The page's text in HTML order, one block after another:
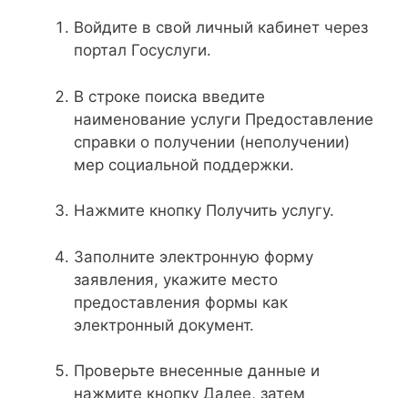
Войдите в свой личный кабинет через
портал Госуслуги.
В строке поиска введите
наименование услуги Предоставление
справки о получении (неполучении)
мер социальной поддержки.
Нажмите кнопку Получить услугу.
Заполните электронную форму
заявления, укажите место
предоставления формы как
электронный документ.
Проверьте внесенные данные и
нажмите кнопку Далее, затем